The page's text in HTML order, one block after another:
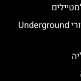
קטניה התחתית (אנדרגראונד) – סיורי Underground